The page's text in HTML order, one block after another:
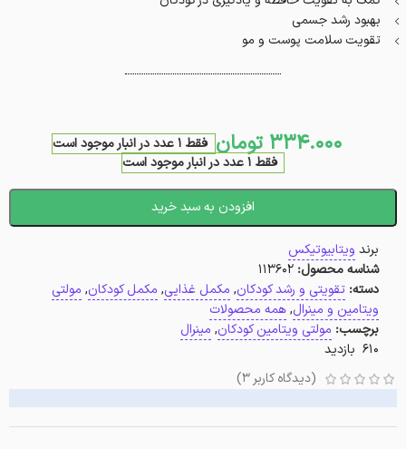
بهبود رشد جسمی
تقویت سلامت پوست و مو
334.000 تومان فقط 1 عدد در انبار موجود است
فقط 1 عدد در انبار موجود است
افزودن به سبد خرید
برند ویتابیوتیکس
شناسه محصول: 113602
دسته: تقویتی و رشد کودکان, مکمل غذایی, مکمل کودکان, مولتی
ویتامین و مینرال,همه محصولات
برچسب: مولتی ویتامین کودکان, مینرال
610 بازدید
(دیدگاه کاربر 3
)